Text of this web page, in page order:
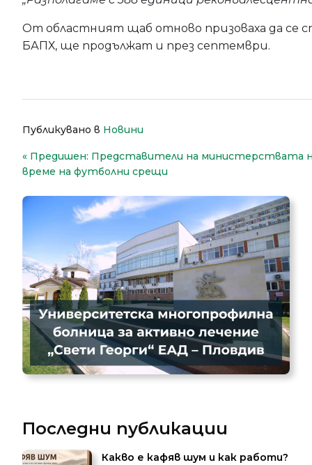
От областният щаб отново призоваха да се
БАПХ, ще продължат и през септември.
Публикувано в Новини
Навигация
Предишен: Представители на министерствата
време на футболни срещи
Последни публикации
Какво е кафяв шум и как работи?